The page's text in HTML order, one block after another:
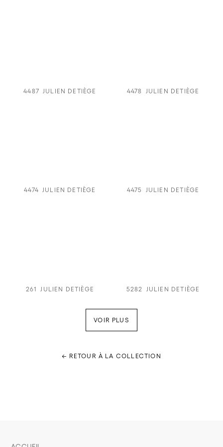
4487 JULIEN DETIÈGE 4478 JULIEN DETIÈGE
4474 JULIEN DETIÈGE 4475 JULIEN DETIÈGE
261 JULIEN DETIÈGE 5282 JULIEN DETIÈGE
VOIR PLUS
← RETOUR À LA COLLECTION